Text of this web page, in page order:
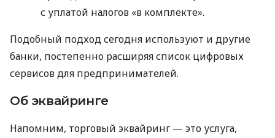
с уплатой налогов «в комплекте».
Подобный подход сегодня используют и другие
банки, постепенно расширяя список цифровых
сервисов для предпринимателей.
Об эквайринге
Напомним, торговый эквайринг — это услуга,